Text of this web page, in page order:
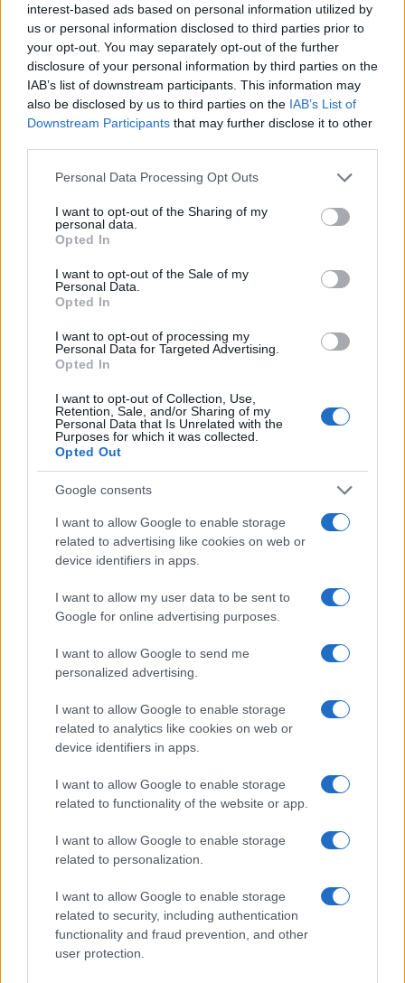
interest-based ads based on personal information utilized by
us or personal information disclosed to third parties prior to
your opt-out. You may separately opt-out of the further
disclosure of your personal information by third parties on the
IAB’s list of downstream participants. This information may
also be disclosed by us to third parties on the IAB’s List of
Downstream Participants that may further disclose it to other
Please note that this website/app uses one or more Google
not limited to your visit or usage behaviour. You may click to
grant or deny consent to Google and its third-party tags to
use your data for below specified purposes in below Google
consent section.
Personal Data Processing Opt Outs
I want to opt-out of the Sharing of my
personal data.
Opted In
I want to opt-out of the Sale of my
Personal Data.
Opted In
I want to opt-out of processing my
Personal Data for Targeted Advertising.
Opted In
I want to opt-out of Collection, Use,
Retention, Sale, and/or Sharing of my
Personal Data that Is Unrelated with the
Purposes for which it was collected.
Opted Out
Google consents
I want to allow Google to enable storage
related to advertising like cookies on web or
device identifiers in apps.
I want to allow my user data to be sent to
Google for online advertising purposes.
I want to allow Google to send me
personalized advertising.
I want to allow Google to enable storage
related to analytics like cookies on web or
device identifiers in apps.
I want to allow Google to enable storage
related to functionality of the website or app.
I want to allow Google to enable storage
related to personalization.
I want to allow Google to enable storage
related to security, including authentication
functionality and fraud prevention, and other
user protection.
Continua a leggere
CALCIO
Il ritorno di Raul Jimenez al Wolves: storia, numeri e
passione
Francesca Lombardi · 6 Ago 2026
CALCIO